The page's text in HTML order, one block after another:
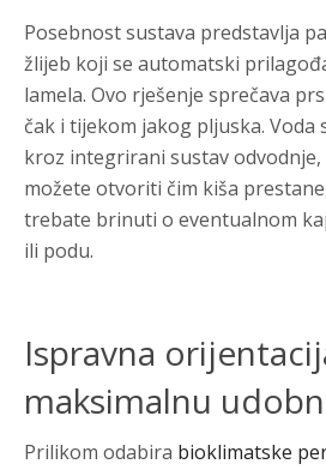
Posebnost sustava predstavlja
žlijeb koji se automatski
lamela. Ovo rješenje sprečava
čak i tijekom jakog pljuska. Voda
kroz integrirani sustav odvodnje,
možete otvoriti čim kiša
trebate brinuti o eventualnom
ili podu.
Ispravna
maksimalnu
Prilikom odabira bioklimatske